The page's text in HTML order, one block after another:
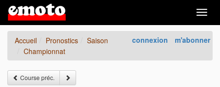
connexion m'abonner
Accueil Pronostics
Saison
Championnat
Course préc.